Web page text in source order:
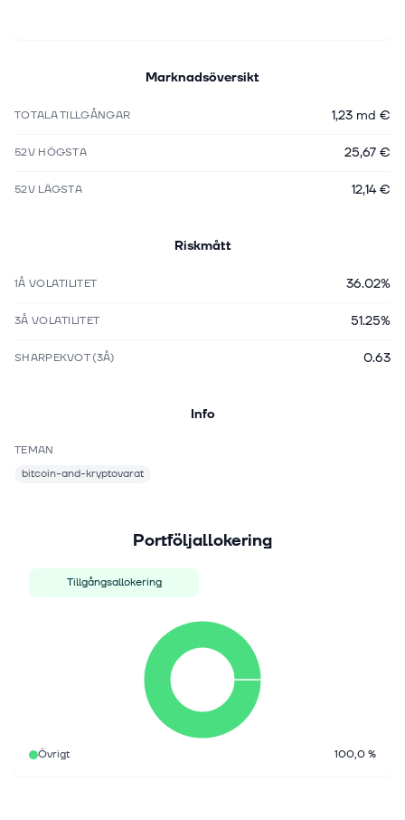
Marknadsöversikt
TOTALA TILLGÅNGAR 1,23 md €
52V HÖGSTA 25,67 €
52V LÄGSTA 12,14 €
Riskmått
1Å VOLATILITET 36.02%
3Å VOLATILITET 51.25%
SHARPEKVOT (3Å) 0.63
Info
TEMAN
bitcoin-and-kryptovarat
Portföljallokering
Tillgångsallokering
Övrigt 100,0 %